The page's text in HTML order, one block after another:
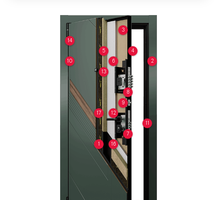
1
2
3
4
5
6
7
8
9
10
11
12
13
14
16
17